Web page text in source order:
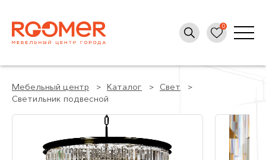
Мебельный центр Каталог
Свет
Светильник подвесной